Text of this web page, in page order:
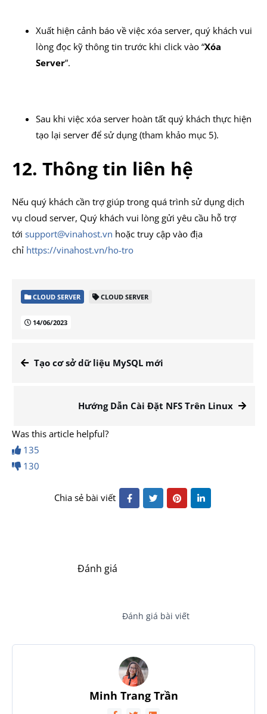
Xuất hiện cảnh báo về việc xóa server, quý khách vui
lòng đọc kỹ thông tin trước khi click vào “Xóa
Server”.
Sau khi việc xóa server hoàn tất quý khách thực hiện
tạo lại server để sử dụng (tham khảo mục 5).
12. Thông tin liên hệ
Nếu quý khách cần trợ giúp trong quá trình sử dụng dịch
vụ cloud server, Quý khách vui lòng gửi yêu cầu hỗ trợ
tới support@vinahost.vn hoặc truy cập vào địa
chỉ https://vinahost.vn/ho-tro
CLOUD SERVER CLOUD SERVER
14/06/2023
Tạo cơ sở dữ liệu MySQL mới
Hướng Dẫn Cài Đặt NFS Trên Linux
Was this article helpful?
135
130
Chia sẻ bài viết
Đánh giá
Đánh giá bài viết
Minh Trang Trần